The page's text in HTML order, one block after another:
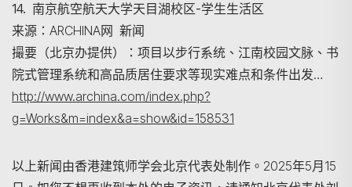
14. 南京航空航天大学天目湖校区-学生生活区
来源：ARCHINA网 新闻
撮要（北京办提供）：项目以步行系统、江南校园文脉、书
院式管理系统和高品质居住要求等现实难点和条件出发…
http://www.archina.com/index.php?
g=Works&m=index&a=show&id=158531
以上新闻由香港建筑师学会北京代表处制作。2025年5月15